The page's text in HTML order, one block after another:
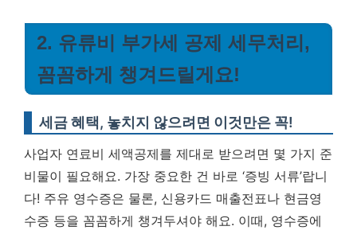
2. 유류비 부가세 공제 세무처리,
꼼꼼하게 챙겨드릴게요!
세금 혜택, 놓치지 않으려면 이것만은 꼭!
사업자 연료비 세액공제를 제대로 받으려면 몇 가지 준
비물이 필요해요. 가장 중요한 건 바로 ‘증빙 서류’랍니
다! 주유 영수증은 물론, 신용카드 매출전표나 현금영
수증 등을 꼼꼼하게 챙겨두셔야 해요. 이때, 영수증에